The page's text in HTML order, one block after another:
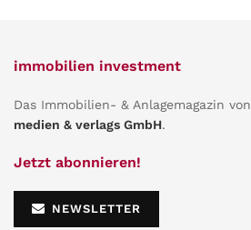
immobilien investment
Das Immobilien- & Anlagemagazin von
medien & verlags GmbH.
Jetzt abonnieren!
NEWSLETTER